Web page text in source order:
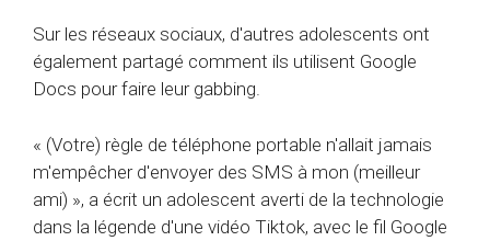
Sur les réseaux sociaux, d'autres adolescents ont
également partagé comment ils utilisent Google
Docs pour faire leur gabbing.
« (Votre) règle de téléphone portable n'allait jamais
m'empêcher d'envoyer des SMS à mon (meilleur
ami) », a écrit un adolescent averti de la technologie
dans la légende d'une vidéo Tiktok, avec le fil Google